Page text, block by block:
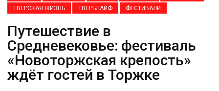
ТВЕРСКАЯ ЖИЗНЬ
ТВЕРЬЛАЙФ ФЕСТИВАЛИ
Путешествие в
Средневековье: фестиваль
«Новоторжская крепость»
ждёт гостей в Торжке